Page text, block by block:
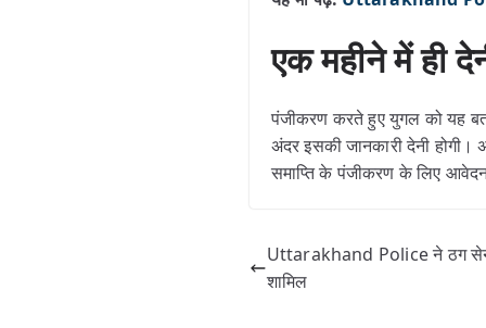
एक महीने में ही
पंजीकरण करते हुए युगल को यह
अंदर इसकी जानकारी देनी
समाप्ति के पंजीकरण के लिए आवेदन
Uttarakhand Police ने ठग सेना
शामिल